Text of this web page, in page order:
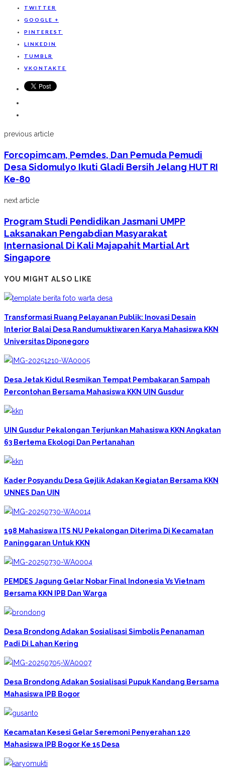
TWITTER
GOOGLE +
PINTEREST
LINKEDIN
TUMBLR
VKONTAKTE
previous article
Forcopimcam, Pemdes, Dan Pemuda Pemudi
Desa Sidomulyo Ikuti Gladi Bersih Jelang HUT RI
Ke-80
next article
Program Studi Pendidikan Jasmani UMPP
Laksanakan Pengabdian Masyarakat
Internasional Di Kali Majapahit Martial Art
Singapore
YOU MIGHT ALSO LIKE
Transformasi Ruang Pelayanan Publik: Inovasi Desain
Interior Balai Desa Randumuktiwaren Karya Mahasiswa KKN
Universitas Diponegoro
Desa Jetak Kidul Resmikan Tempat Pembakaran Sampah
Percontohan Bersama Mahasiswa KKN UIN Gusdur
UIN Gusdur Pekalongan Terjunkan Mahasiswa KKN Angkatan
63 Bertema Ekologi Dan Pertanahan
Kader Posyandu Desa Gejlik Adakan Kegiatan Bersama KKN
UNNES Dan UIN
198 Mahasiswa ITS NU Pekalongan Diterima Di Kecamatan
Paninggaran Untuk KKN
PEMDES Jagung Gelar Nobar Final Indonesia Vs Vietnam
Bersama KKN IPB Dan Warga
Desa Brondong Adakan Sosialisasi Simbolis Penanaman
Padi Di Lahan Kering
Desa Brondong Adakan Sosialisasi Pupuk Kandang Bersama
Mahasiswa IPB Bogor
Kecamatan Kesesi Gelar Seremoni Penyerahan 120
Mahasiswa IPB Bogor Ke 15 Desa